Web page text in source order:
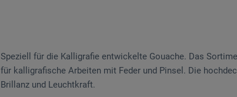
Speziell für die Kalligrafie entwickelte Gouache. Das
für kalligrafische Arbeiten mit Feder und Pinsel. Die
Brillanz und Leuchtkraft.